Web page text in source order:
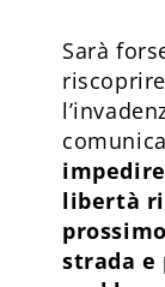
Sarà
libertà
strada e